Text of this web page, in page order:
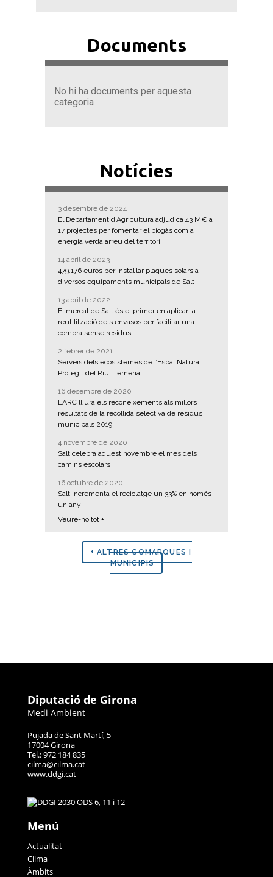
Documents
No hi ha documents per aquesta
categoria
Notícies
3 desembre de 2024
El Departament d’Agricultura adjudica 43 M€ a
17 projectes per fomentar el biogàs com a
energia verda arreu del territori
14 abril de 2023
479.176 euros per instal·lar plaques solars a
diversos equipaments municipals de Salt
13 abril de 2022
El mercat de Salt és el primer en aplicar la
reutilització dels envasos per facilitar una
compra sense residus
2 febrer de 2021
Serveis dels ecosistemes de l’Espai Natural
Protegit del Riu Llémena
16 desembre de 2020
L’ARC lliura els reconeixements als millors
resultats de la recollida selectiva de residus
municipals 2019
4 novembre de 2020
Salt celebra aquest novembre el mes dels
camins escolars
16 octubre de 2020
Salt incrementa el reciclatge un 33% en només
un any
Veure-ho tot +
+ ALTRES COMARQUES I
MUNICIPIS
Diputació de Girona
Medi Ambient
Pujada de Sant Martí, 5
17004 Girona
Tel.: 972 184 835
cilma@cilma.cat
www.ddgi.cat
Menú
Actualitat
Cilma
Àmbits